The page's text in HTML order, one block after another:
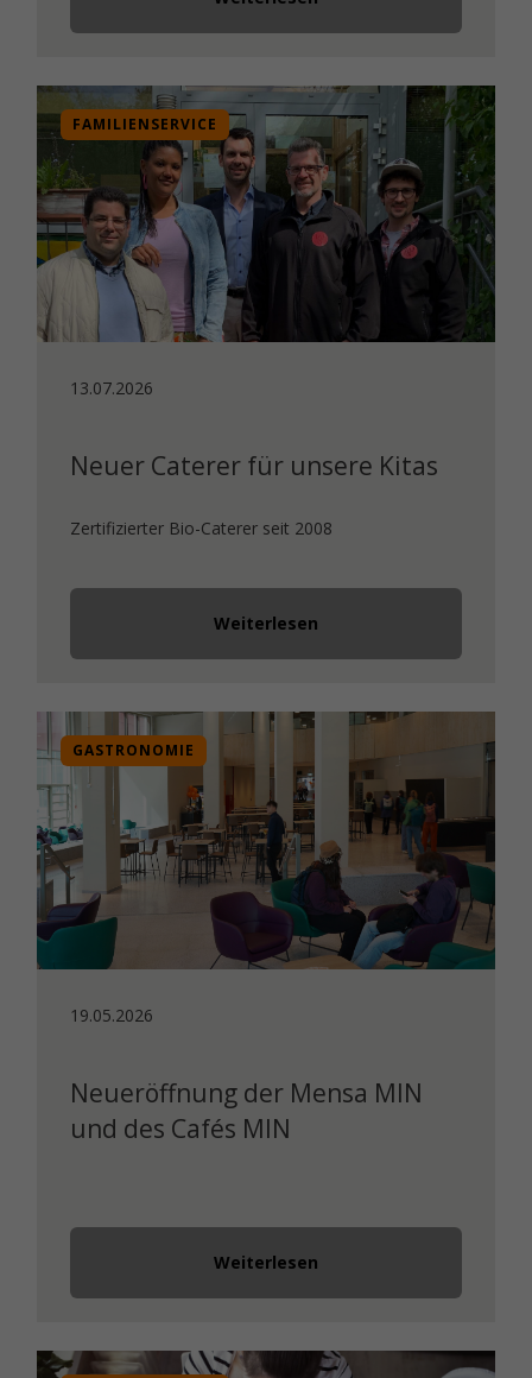
FAMILIENSERVICE
13.07.2026
Neuer Caterer für unsere Kitas
Zertifizierter Bio-Caterer seit 2008
Weiterlesen
GASTRONOMIE
19.05.2026
Neueröffnung der Mensa MIN
und des Cafés MIN
Weiterlesen